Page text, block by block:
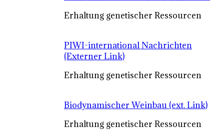
Erhaltung genetischer Ressourcen
PIWI-international Nachrichten
(Externer Link)
Erhaltung genetischer Ressourcen
Biodynamischer Weinbau (ext. Link)
Erhaltung genetischer Ressourcen